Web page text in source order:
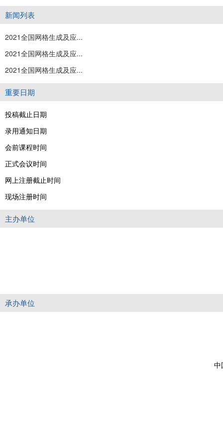
新闻列表
2021全国网格生成及应...
2021全国网格生成及应...
2021全国网格生成及应...
重要日期
投稿截止日期
录用通知日期
会前课程时间
正式会议时间
网上注册截止时间
现场注册时间
主办单位
承办单位
中